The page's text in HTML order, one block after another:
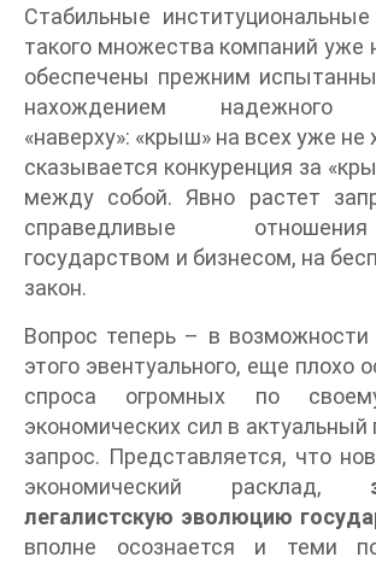
Стабильные
такого множества компаний уже
обеспечены прежним
нахождением надежного
«наверху»: «крыш» на всех уже не
сказывается конкуренция за
между собой. Явно растет
справедливые
государством и бизнесом, на
закон.
Вопрос теперь – в возможности
этого эвентуального, еще плохо
спроса огромных по
экономических сил в актуальный
запрос. Представляется, что
экономический расклад,
легалистскую эволюцию
вполне осознается и теми